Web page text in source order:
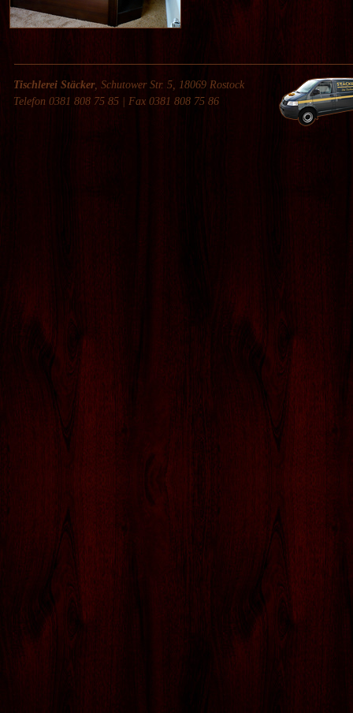
HOTEL- UND
Tischlerei Stäcker, Schutower Str. 5, 18069 Rostock
Telefon 0381 808 75 85 | Fax 0381 808 75 86